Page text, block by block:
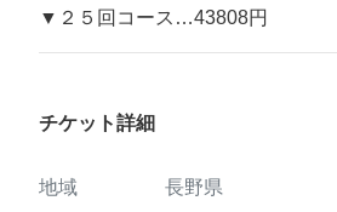
▼２５回コース…43808円
チケット詳細
地域 長野県